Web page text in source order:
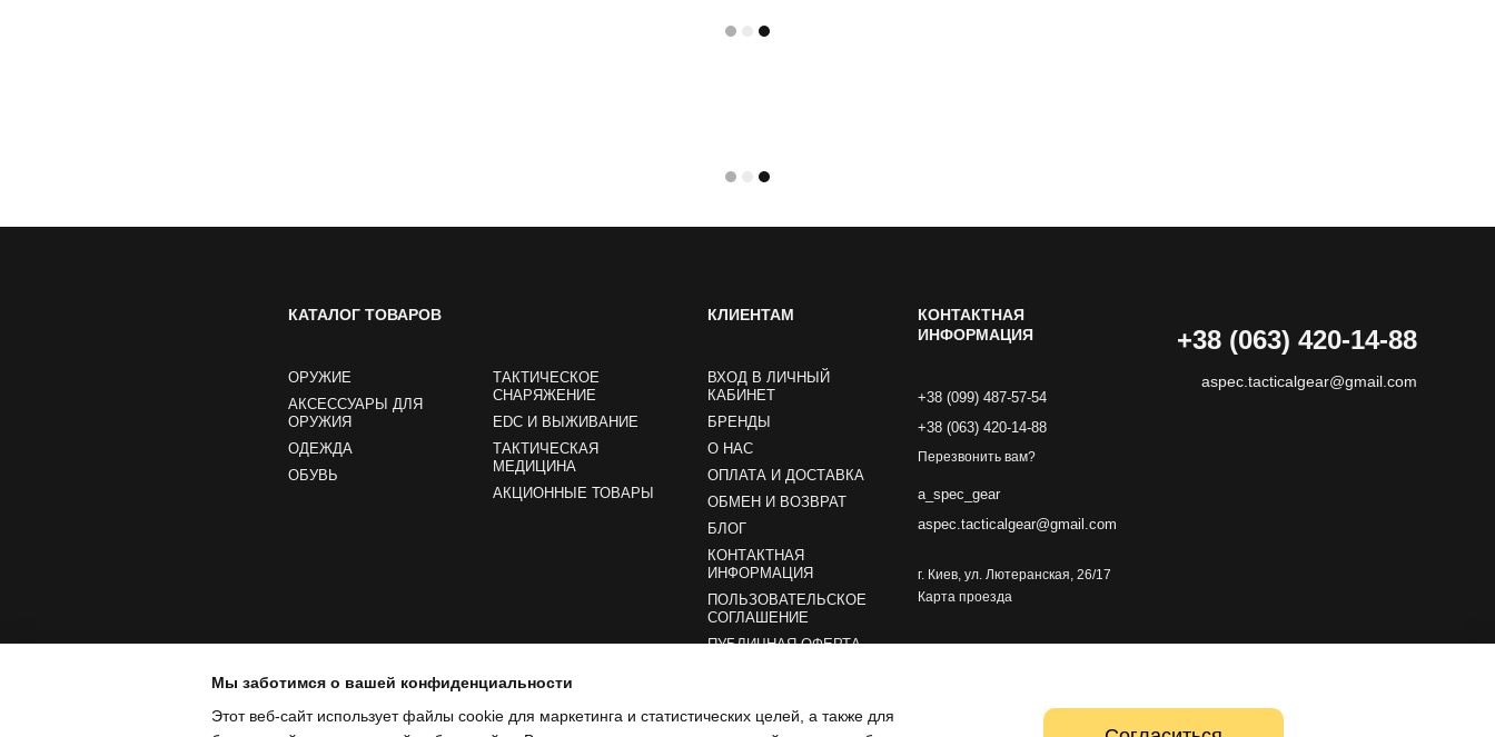
КАТАЛОГ ТОВАРОВ
ОРУЖИЕ
АКСЕССУАРЫ ДЛЯ
ОРУЖИЯ
ОДЕЖДА
ОБУВЬ
ТАКТИЧЕСКОЕ
СНАРЯЖЕНИЕ
EDC И ВЫЖИВАНИЕ
ТАКТИЧЕСКАЯ
МЕДИЦИНА
АКЦИОННЫЕ ТОВАРЫ
КЛИЕНТАМ
ВХОД В ЛИЧНЫЙ
КАБИНЕТ
БРЕНДЫ
О НАС
ОПЛАТА И ДОСТАВКА
ОБМЕН И ВОЗВРАТ
БЛОГ
КОНТАКТНАЯ
ИНФОРМАЦИЯ
ПОЛЬЗОВАТЕЛЬСКОЕ
СОГЛАШЕНИЕ
ПУБЛИЧНАЯ ОФЕРТА
КОНТАКТНАЯ
ИНФОРМАЦИЯ
+38 (099) 487-57-54
+38 (063) 420-14-88
Перезвонить вам?
a_spec_gear
aspec.tacticalgear@gmail.com
г. Киев, ул. Лютеранская, 26/17
Карта проезда
+38 (063) 420-14-88
aspec.tacticalgear@gmail.com
Мы заботимся о вашей конфиденциальности
Этот веб-сайт использует файлы cookie для маркетинга и статистических целей, а также для